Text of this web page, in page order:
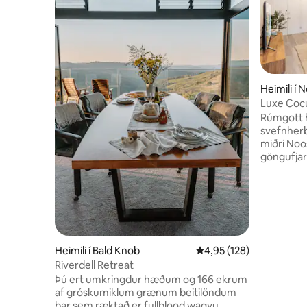
Heimili í Bald Knob 4,95 af 5 í
4,95 (128)
Riverdell Retreat
Þú ert umkringdur hæðum og 166 ekrum
af gróskumiklum grænum beitilöndum
Heimili í
Luxe
stórri laug
Rúmgott
miðri Noosa. Aðeins